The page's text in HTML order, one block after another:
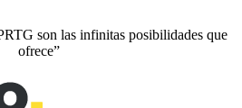
son las infinitas posibilidades que
ofrece”